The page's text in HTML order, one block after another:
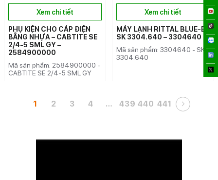
Xem chi tiết
PHỤ KIỆN CHO CÁP ĐIỆN
BẰNG NHỰA – CABTITE SE
2/4-5 SML GY –
2584900000
Mã sản phẩm: 2584900000 -
CABTITE SE 2/4-5 SML GY
Xem chi tiết
MÁY LẠNH RITTAL BLUE-E
SK 3304.640 – 3304640
Mã sản phẩm: 3304640 - SK
3304.640
1 2 3 4 … 439 440 441